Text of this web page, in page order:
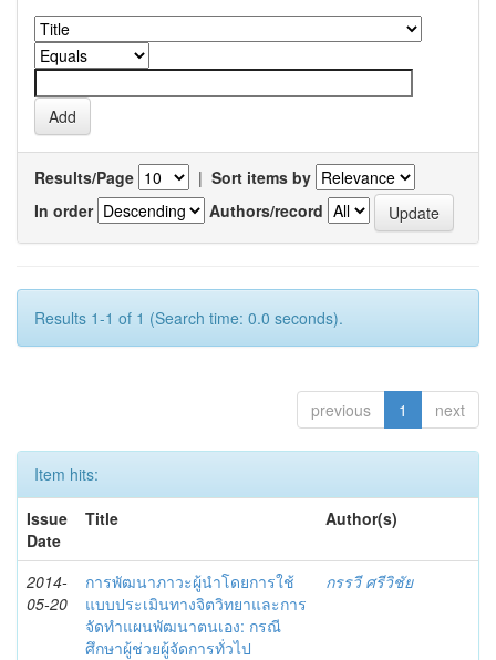
Results/Page | Sort items by
In order
Authors/record
Results 1-1 of 1 (Search time: 0.0 seconds).
previous 1 next
Item hits:
Issue
Date
Title Author(s)
2014-
05-20
การพัฒนาภาวะผู้นำโดยการใช้
แบบประเมินทางจิตวิทยาและการ
จัดทำแผนพัฒนาตนเอง: กรณี
ศึกษาผู้ช่วยผู้จัดการทั่วไป
กรรวี ศรีวิชัย